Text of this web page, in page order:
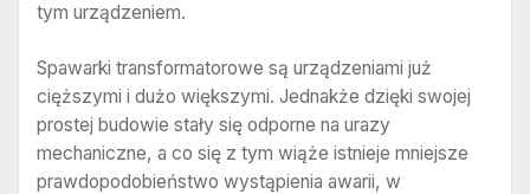
tym urządzeniem.
Spawarki transformatorowe są urządzeniami już
cięższymi i dużo większymi. Jednakże dzięki swojej
prostej budowie stały się odporne na urazy
mechaniczne, a co się z tym wiąże istnieje mniejsze
prawdopodobieństwo wystąpienia awarii, w